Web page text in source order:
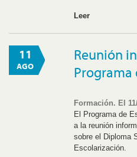
Leer
11
AGO
Reunión
Programa
Formación. El
El Programa de
a la reunión
sobre el Diploma
Escolarización.